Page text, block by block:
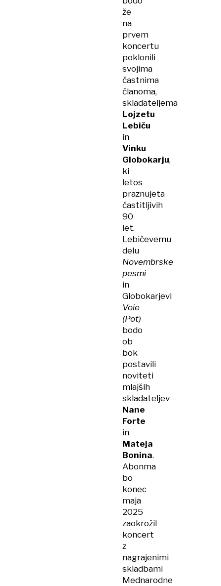
že
na
prvem
koncertu
poklonili
svojima
častnima
članoma,
skladateljema
Lojzetu
Lebiču
in
Vinku
Globokarju,
ki
letos
praznujeta
častitljivih
90
let.
Lebičevemu
delu
Novembrske
pesmi
in
Globokarjevi
Voie
(Pot)
bodo
ob
bok
postavili
noviteti
mlajših
skladateljev
Nane
Forte
in
Mateja
Bonina.
Abonma
bo
konec
maja
2025
zaokrožil
koncert
z
nagrajenimi
skladbami
Mednarodne